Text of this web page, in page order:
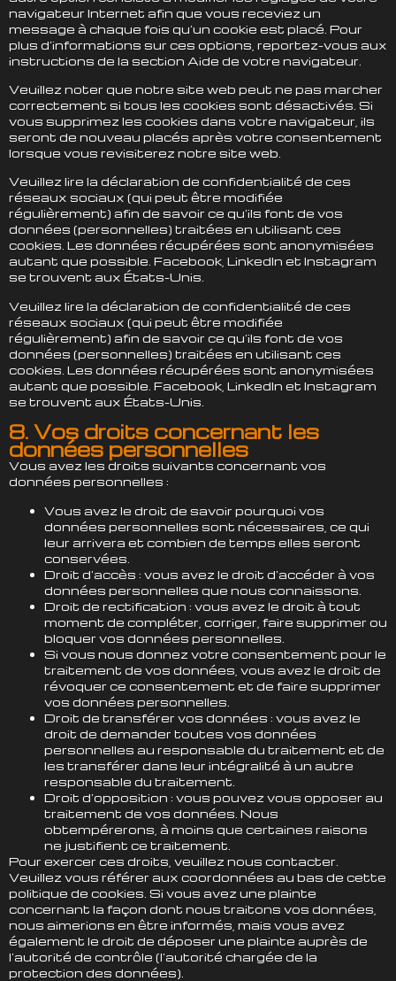
navigateur Internet afin que vous receviez un
message à chaque fois qu’un cookie est placé. Pour
plus d’informations sur ces options, reportez-vous aux
instructions de la section Aide de votre navigateur.
Veuillez noter que notre site web peut ne pas marcher
correctement si tous les cookies sont désactivés. Si
vous supprimez les cookies dans votre navigateur, ils
seront de nouveau placés après votre consentement
lorsque vous revisiterez notre site web.
Veuillez lire la déclaration de confidentialité de ces
réseaux sociaux (qui peut être modifiée
régulièrement) afin de savoir ce qu’ils font de vos
données (personnelles) traitées en utilisant ces
cookies. Les données récupérées sont anonymisées
autant que possible. Facebook, LinkedIn et Instagram
se trouvent aux États-Unis.
Veuillez lire la déclaration de confidentialité de ces
réseaux sociaux (qui peut être modifiée
régulièrement) afin de savoir ce qu’ils font de vos
données (personnelles) traitées en utilisant ces
cookies. Les données récupérées sont anonymisées
autant que possible. Facebook, LinkedIn et Instagram
se trouvent aux États-Unis.
8. Vos droits concernant les
données personnelles
Vous avez les droits suivants concernant vos
données personnelles :
Vous avez le droit de savoir pourquoi vos
données personnelles sont nécessaires, ce qui
leur arrivera et combien de temps elles seront
conservées.
Droit d’accès : vous avez le droit d’accéder à vos
données personnelles que nous connaissons.
Droit de rectification : vous avez le droit à tout
moment de compléter, corriger, faire supprimer ou
bloquer vos données personnelles.
Si vous nous donnez votre consentement pour le
traitement de vos données, vous avez le droit de
révoquer ce consentement et de faire supprimer
vos données personnelles.
Droit de transférer vos données : vous avez le
droit de demander toutes vos données
personnelles au responsable du traitement et de
les transférer dans leur intégralité à un autre
responsable du traitement.
Droit d’opposition : vous pouvez vous opposer au
traitement de vos données. Nous
obtempérerons, à moins que certaines raisons
ne justifient ce traitement.
Pour exercer ces droits, veuillez nous contacter.
Veuillez vous référer aux coordonnées au bas de cette
politique de cookies. Si vous avez une plainte
concernant la façon dont nous traitons vos données,
nous aimerions en être informés, mais vous avez
également le droit de déposer une plainte auprès de
l’autorité de contrôle (l’autorité chargée de la
protection des données).